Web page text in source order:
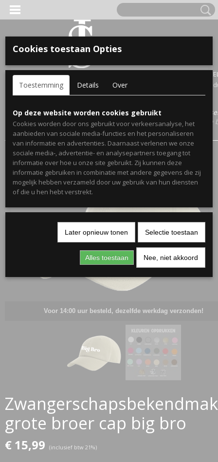
Inloggen Registreren
UW
Geen
Home >Webshop>Bekendmakingen Zwangerschap
Bekendmaking Broer/Zus> Zwangerschapsbekendmaking grote
cap big bro
Voor 14:00 uur besteld, dezelfde werkdag verzonden!
grote broer cap big bro
€ 15,99 (inclusief btw 21%)
VOOR KINDEREN
OPA & OMA.
NAAM EN GEBOORTEJAAR
Cookies toestaan Opties
Toestemming Details Over
Op deze website worden cookies gebruikt
Cookies worden door ons gebruikt voor verkeersanalyse, het
aanbieden van sociale media-functies en het personaliseren
van informatie en advertenties. Daarnaast verlenen we onze
sociale media-, advertentie- en analysepartners toegang tot
informatie over hoe u onze site gebruikt. Zij kunnen deze
informatie gebruiken in combinatie met andere gegevens die zij
mogelijk hebben verzameld door uw gebruik van hun diensten
of die u hen hebt verstrekt.
Later opnieuw tonen Selectie toestaan
Alles toestaan Nee, niet akkoord